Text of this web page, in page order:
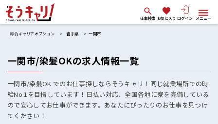
仕事検索 お気に入り ログイン メニュー
綜合キャリアオプション 岩手県 一関市
一関市/染髪OKの求人情報一覧
一関市/染髪OK でのお仕事探しならそうキャリ！同じ就業場所での時
給No.1を目指しています！日払い対応、全国各地に寮を完備している
ので安心してお仕事ができます。あなたにぴったりのお仕事を見つけ
てください！